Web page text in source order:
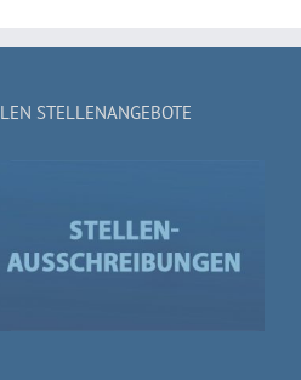
STELLENANGEBOTE